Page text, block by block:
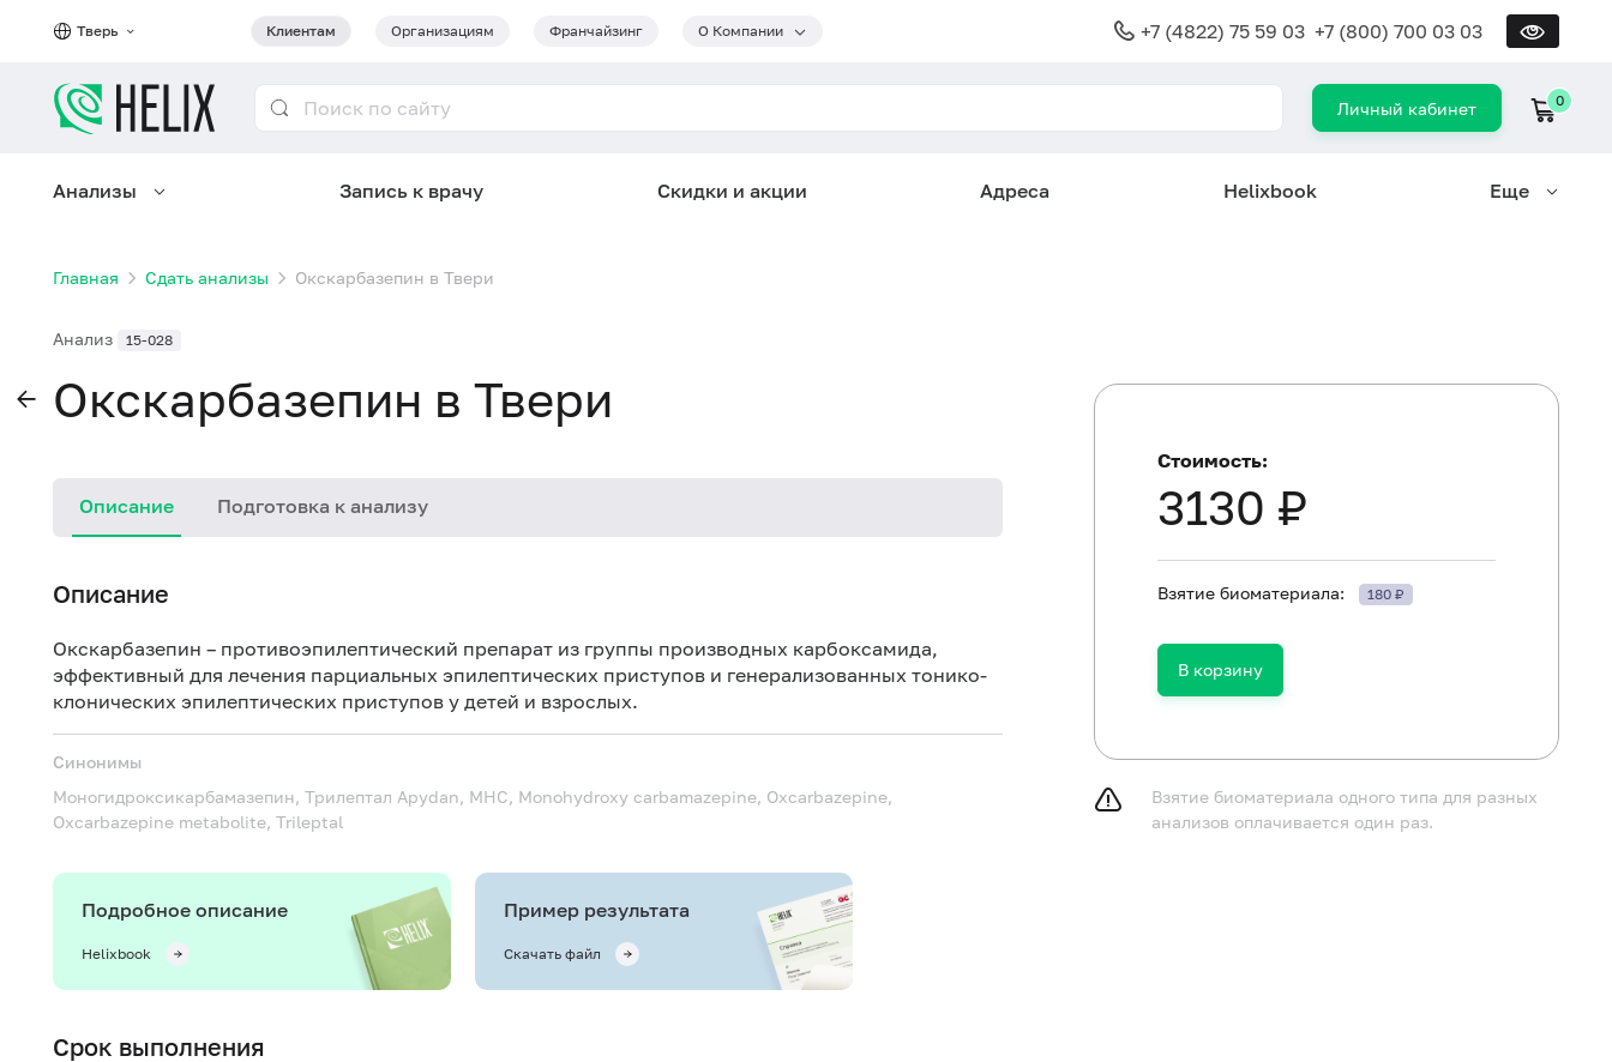
Тверь Клиентам Организациям Франчайзинг О Компании +7 (4822) 75 59 03 +7 (800) 700 03 03
Личный кабинет 0
Анализы Запись к врачу Скидки и акции Адреса Helixbook Еще
Главная Сдать анализы Окскарбазепин в Твери
Анализ 15-028
Окскарбазепин в Твери
Описание Подготовка к анализу
Описание
Окскарбазепин – противоэпилептический препарат из группы производных карбоксамида,
эффективный для лечения парциальных эпилептических приступов и генерализованных тонико-
клонических эпилептических приступов у детей и взрослых.
Синонимы
Моногидроксикарбамазепин, Трилептал Apydan, MHC, Monohydroxy carbamazepine, Oxcarbazepine,
Oxcarbazepine metabolite, Trileptal
Подробное описание
Helixbook
Пример результата
Скачать файл
Срок выполнения
Детям в возрасте до 1 года не принимать пищу в течение
Не принимать пищу в течение 2-3 часов до
негазированную воду.
Не курить в течение 30 минут до исследования.
Стоимость:
3130 ₽
Взятие биоматериала: 180 ₽
В корзину
Взятие биоматериала одного типа для разных
анализов оплачивается один раз.